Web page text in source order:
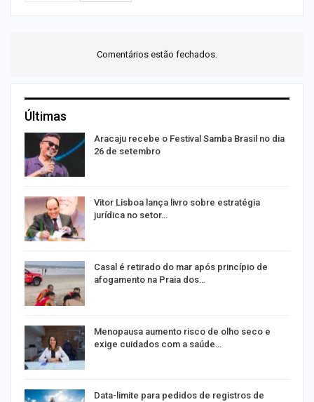
Comentários estão fechados.
Últimas
Aracaju recebe o Festival Samba Brasil no dia
26 de setembro
Vitor Lisboa lança livro sobre estratégia
jurídica no setor…
Casal é retirado do mar após princípio de
afogamento na Praia dos…
Menopausa aumento risco de olho seco e
exige cuidados com a saúde…
Data-limite para pedidos de registros de